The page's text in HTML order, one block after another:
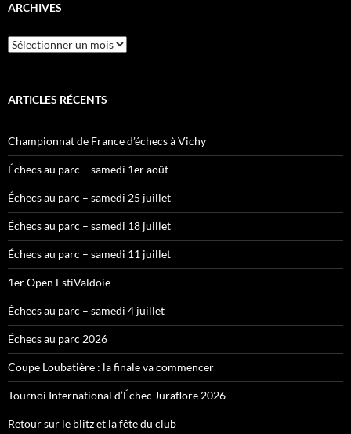
ARCHIVES
Archives
ARTICLES RÉCENTS
Championnat de France d’échecs à Vichy
Échecs au parc – samedi 1er août
Échecs au parc – samedi 25 juillet
Échecs au parc – samedi 18 juillet
Échecs au parc – samedi 11 juillet
1er Open EstiValdoie
Échecs au parc – samedi 4 juillet
Échecs au parc 2026
Coupe Loubatière : la finale va commencer
Tournoi International d’Échec Juraflore 2026
Retour sur le blitz et la fête du club